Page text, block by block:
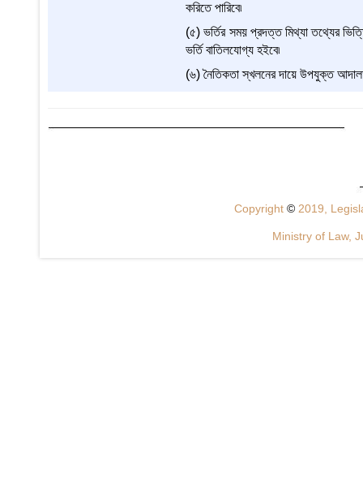
করিতে পারিবে৷
(৫) ভর্তির সময় প্রদত্ত মিথ্যা তথ্যের
ভর্তি বাতিলযোগ্য হইবে৷
(৬) নৈতিকতা স্খলনের দায়ে উপযুক্ত
Copyright © 2019,
Ministry of Law,